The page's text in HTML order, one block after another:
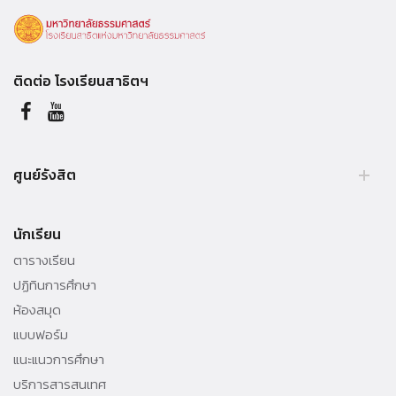
ติดต่อ โรงเรียนสาธิตฯ
ศูนย์รังสิต
Tel. +66 (0) 564 4440-79
นักเรียน
ตารางเรียน
ปฏิทินการศึกษา
ห้องสมุด
แบบฟอร์ม
แนะแนวการศึกษา
บริการสารสนเทศ